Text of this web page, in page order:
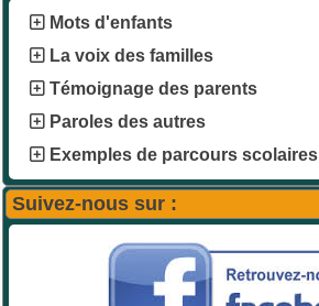
Mots d'enfants
La voix des familles
Témoignage des parents
Paroles des autres
Exemples de parcours scolaires
Suivez-nous sur :